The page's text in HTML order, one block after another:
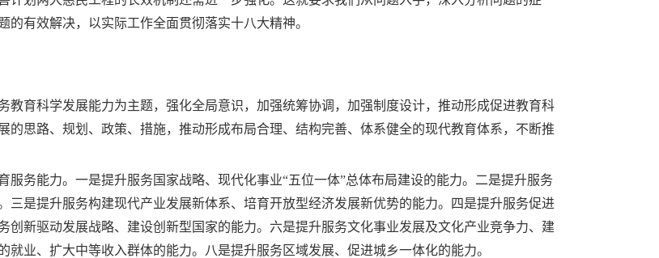
有效解决，以实际工作全面贯彻落实十八大精神。
教育科学发展能力为主题，强化全局意识，加强统筹协调，加强制度设计，推动形成促进教育科
的思路、规划、政策、措施，推动形成布局合理、结构完善、体系健全的现代教育体系，不断推
务能力。一是提升服务国家战略、现代化事业“五位一体”总体布局建设的能力。二是提升服务
是提升服务构建现代产业发展新体系、培育开放型经济发展新优势的能力。四是提升服务促进
创新驱动发展战略、建设创新型国家的能力。六是提升服务文化事业发展及文化产业竞争力、建
业、扩大中等收入群体的能力。八是提升服务区域发展、促进城乡一体化的能力。